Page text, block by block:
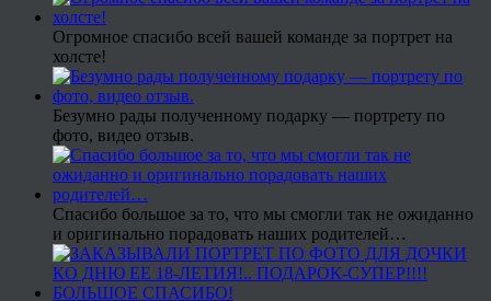
Огромное спасибо всей вашей команде за портрет на
холсте!
Безумно рады полученному подарку — портрету по
фото, видео отзыв.
Спасибо большое за то, что мы смогли так не ожиданно
и оригинально порадовать наших родителей…